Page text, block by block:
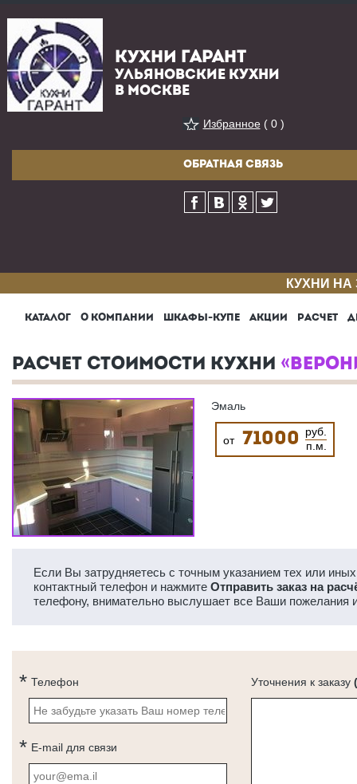
КУХНИ ГАРАНТ
УЛЬЯНОВСКИЕ КУХНИ
В МОСКВЕ
Избранное( 0 )
ОБРАТНАЯ СВЯЗЬ
КУХНИ
КАТАЛОГ О КОМПАНИИ ШКАФЫ-КУПЕ АКЦИИ РАСЧЕТ
РАСЧЕТ СТОИМОСТИ КУХНИ
Эмаль
от 71000
руб.
п.м.
Если Вы затрудняетесь с точным указанием тех или
контактный телефон и нажмите Отправить заказ на
телефону, внимательно выслушает все Ваши пожелания
Телефон
E-mail для связи
Уточнения к заказу